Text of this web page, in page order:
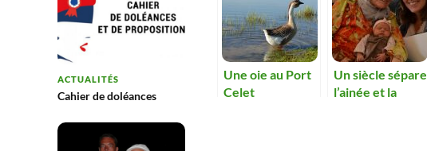
ACTUALITÉS
Cahier de doléances
Une oie au Port
Celet
Un siècle sépare
l’ainée et la